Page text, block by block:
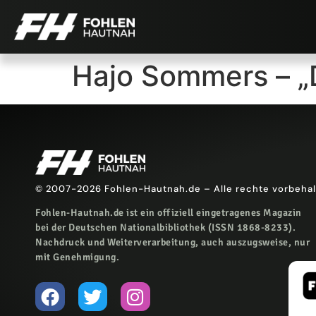
Hajo Sommers –
© 2007-2026 Fohlen-Hautnah.de – Alle rechte
Fohlen-Hautnah.de ist ein offiziell eingetragenes Magazin
bei der Deutschen Nationalbibliothek (ISSN 1868-8233).
Nachdruck und Weiterverarbeitung, auch auszugsweise, nur
mit Genehmigung.